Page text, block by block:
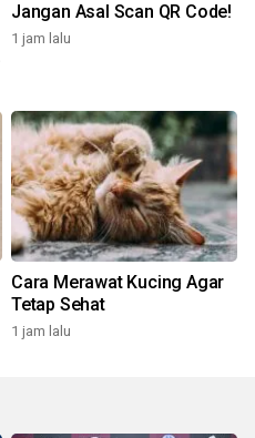
Jangan Asal Scan QR Code!
1 jam lalu
Cara Merawat Kucing Agar
Tetap Sehat
1 jam lalu